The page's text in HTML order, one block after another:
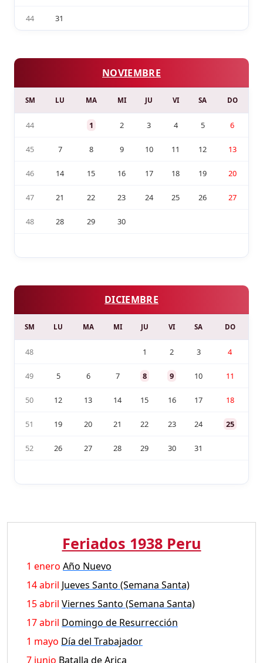
44 31
NOVIEMBRE
SM LU MA MI JU VI SA DO
44 1 2 3 4 5 6
45 7 8 9 10 11 12 13
46 14 15 16 17 18 19 20
47 21 22 23 24 25 26 27
48 28 29 30
DICIEMBRE
SM LU MA MI JU VI SA DO
48 1 2 3 4
49 5 6 7 8 9 10 11
50 12 13 14 15 16 17 18
51 19 20 21 22 23 24 25
52 26 27 28 29 30 31
Feriados 1938 Peru
1 enero Año Nuevo
14 abril Jueves Santo (Semana Santa)
15 abril Viernes Santo (Semana Santa)
17 abril Domingo de Resurrección
1 mayo Día del Trabajador
7 junio Batalla de Arica